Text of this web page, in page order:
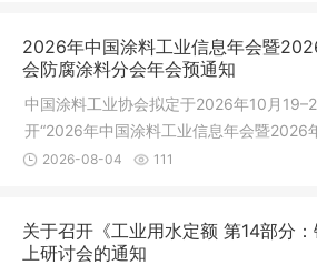
2026年中国涂料工业信息年会暨
会防腐涂料分会年会预通知
中国涂料工业协会拟定于2026年10月
开“2026年中国涂料工业信息年会暨2026
腐涂料分会年会”，同期举办2026中国涂
2026-08-04 111
关于召开《工业用水定额 第14部分
上研讨会的通知